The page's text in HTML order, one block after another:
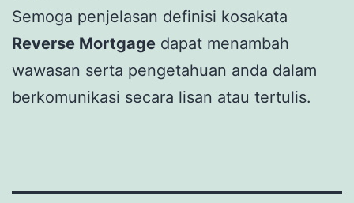
Semoga penjelasan definisi kosakata
Reverse Mortgage dapat menambah
wawasan serta pengetahuan anda dalam
berkomunikasi secara lisan atau tertulis.